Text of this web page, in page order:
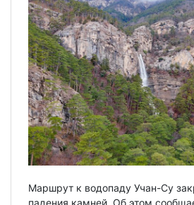
Маршрут к водопаду Учан-Су
падения камней. Об этом